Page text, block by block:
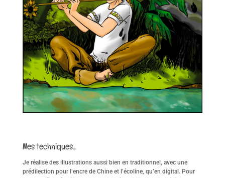
Mes techniques…
Je réalise des illustrations aussi bien en traditionnel, avec une
prédilection pour l’encre de Chine et l’écoline, qu’en digital. Pour